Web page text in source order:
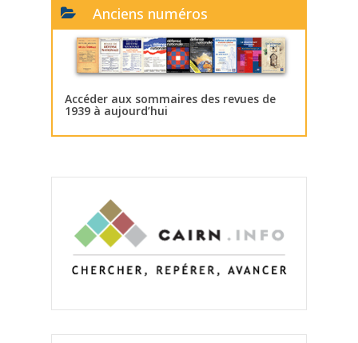
Anciens numéros
Accéder aux sommaires des revues de
1939 à aujourd’hui